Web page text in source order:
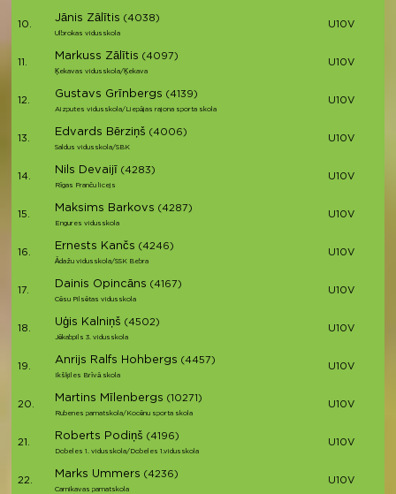
10.
Jānis Zālītis (4038)
Ulbrokas vidusskola
U10V
11.
Markuss Zālītis (4097)
Ķekavas vidusskola/Ķekava
U10V
12.
Gustavs Grīnbergs (4139)
Aizputes vidusskola/Liepājas rajona sporta skola
U10V
13.
Edvards Bērziņš (4006)
Saldus vidusskola/SBK
U10V
14.
Nils Devaijī (4283)
Rīgas Franču licejs
U10V
15.
Maksims Barkovs (4287)
Engures vidusskola
U10V
16.
Ernests Kančs (4246)
Ādažu vidusskola/SSK Bebra
U10V
17.
Dainis Opincāns (4167)
Cēsu Pilsētas vidusskola
U10V
18.
Uģis Kalniņš (4502)
Jēkabpils 3. vidusskola
U10V
19.
Anrijs Ralfs Hohbergs (4457)
Ikšķiles Brīvā skola
U10V
20.
Martins Mīlenbergs (10271)
Rubenes pamatskola/Kocēnu sporta skola
U10V
21.
Roberts Podiņš (4196)
Dobeles 1. vidusskola/Dobeles 1.vidusskola
U10V
22.
Marks Ummers (4236)
Carnikavas pamatskola
U10V